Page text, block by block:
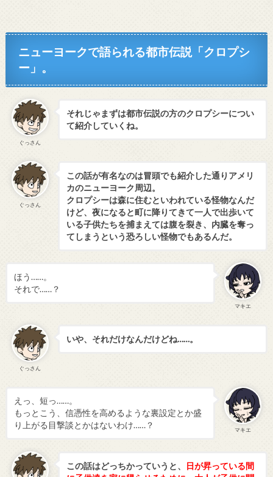
ニューヨークで語られる都市伝説「クロプシ
ー」。
ぐっさん
それじゃまずは都市伝説の方のクロプシーについ
て紹介していくね。
ぐっさん
この話が有名なのは冒頭でも紹介した通りアメリ
カのニューヨーク周辺。
クロプシーは森に住むといわれている怪物なんだ
けど、夜になると町に降りてきて一人で出歩いて
いる子供たちを捕まえては腹を裂き、内臓を奪っ
てしまうという恐ろしい怪物でもあるんだ。
マキエ
ほう……。
それで……？
ぐっさん
いや、それだけなんだけどね……。
マキエ
えっ、短っ……。
もっとこう、信憑性を高めるような裏設定とか盛
り上がる目撃談とかはないわけ……？
この話はどっちかっていうと、
日が昇っている間